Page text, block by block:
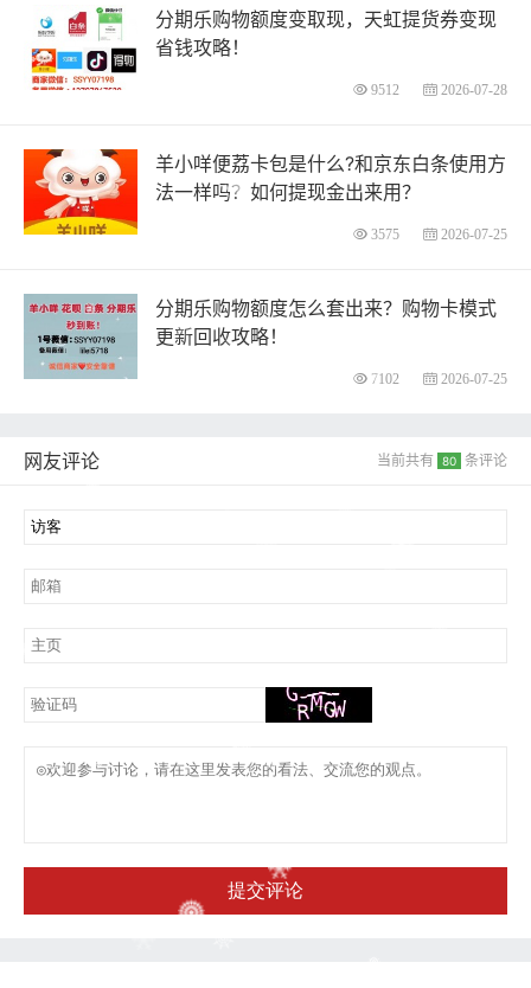
分期乐购物额度变取现，天虹提货券变现
省钱攻略！
9512 2026-07-28
羊小咩便荔卡包是什么?和京东白条使用方
法一样吗？如何提现金出来用？
3575 2026-07-25
分期乐购物额度怎么套出来？购物卡模式
更新回收攻略！
7102 2026-07-25
网友评论 当前共有 80 条评论
提交评论